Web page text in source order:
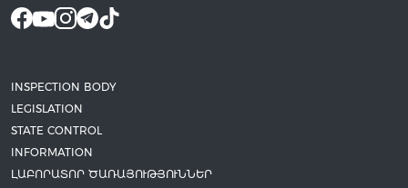
INSPECTION BODY
LEGISLATION
STATE CONTROL
INFORMATION
ԼԱԲՈՐԱՏՈՐ ԾԱՌԱՅՈՒԹՅՈՒՆՆԵՐ